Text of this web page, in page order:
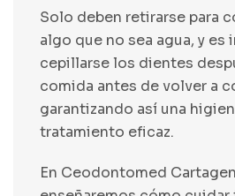
Solo deben retirarse para
algo que no sea agua, y es
cepillarse los dientes
comida antes de volver a
garantizando así una
tratamiento eficaz.
En Ceodontomed